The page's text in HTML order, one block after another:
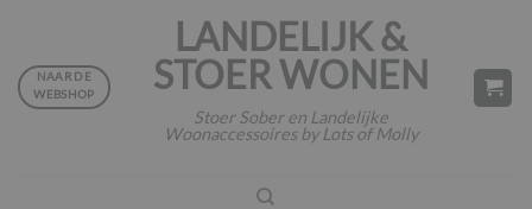
inhoud
LANDELIJK &
STOER WONEN
Stoer Sober en Landelijke
Woonaccessoires by Lots of Molly
NAAR DE
WEBSHOP